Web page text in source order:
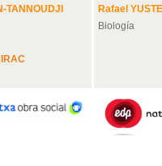
TANNOUDJI
Rafael YUSTE
Biología